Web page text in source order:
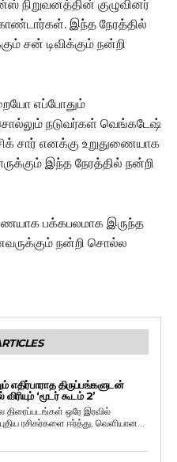
நிறுவனத்தின் குழுவினர்
இந்த நேரத்தில்
சன் டிவிக்கும் நன்றி
எப்போதும்
நடுவர்கள் வெங்கடேஷ்
சார் எனக்கு உறுதுணையாக
இந்த நேரத்தில் நன்றி
பக்கபலமாக இருந்த
நன்றி சொல்ல
எதிர்பாராத திருப்பங்களுடன்
‘மூடர் கூடம் 2’
திரைப்படங்கள் ஒரே இரவில்
ரசிகர்களை ஈர்த்து, வெளியான...